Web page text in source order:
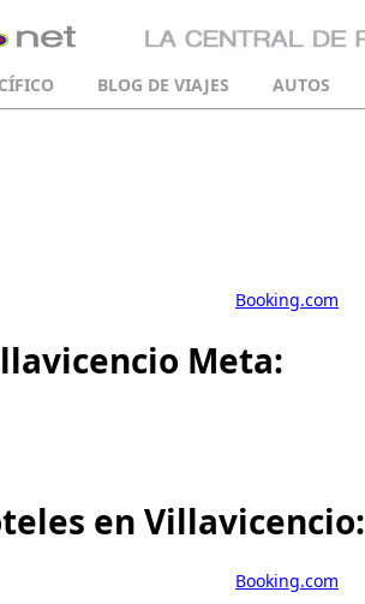
BLOG DE VIAJES AUTOS
Booking.com
Meta:
en Villavicencio:
Booking.com